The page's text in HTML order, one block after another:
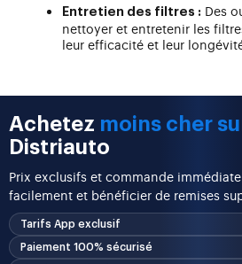
Entretien des filtres : Des
nettoyer et entretenir les
leur efficacité et leur
Achetez moins cher
Distriauto
Prix exclusifs et commande
facilement et bénéficier de remises
Tarifs App exclusif
Paiement 100% sécurisé